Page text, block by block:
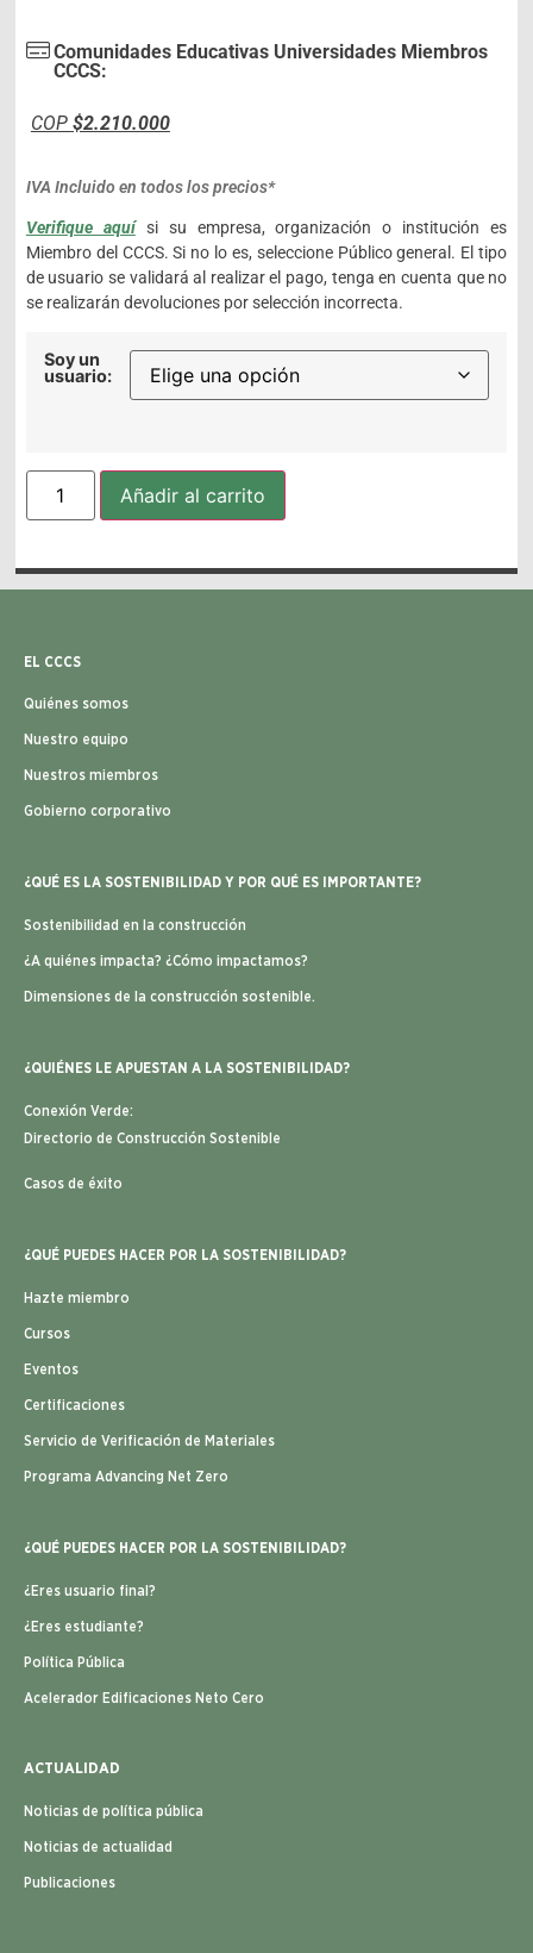
Comunidades Educativas Universidades Miembros
CCCS:
COP $2.210.000
IVA Incluido en todos los precios*
Verifique aquísi su empresa, organización o institución es
Miembro del CCCS. Si no lo es, seleccione Público general. El tipo
de usuario se validará al realizar el pago, tenga en cuenta que no
se realizarán devoluciones por selección incorrecta.
Soy un
usuario:
Añadir al carrito
EL CCCS
Quiénes somos
Nuestro equipo
Nuestros miembros
Gobierno corporativo
¿QUÉ ES LA SOSTENIBILIDAD Y POR QUÉ ES IMPORTANTE?
Sostenibilidad en la construcción
¿A quiénes impacta? ¿Cómo impactamos?
Dimensiones de la construcción sostenible.
¿QUIÉNES LE APUESTAN A LA SOSTENIBILIDAD?
Conexión Verde:
Directorio de Construcción Sostenible
Casos de éxito
¿QUÉ PUEDES HACER POR LA SOSTENIBILIDAD?
Hazte miembro
Cursos
Eventos
Certificaciones
Servicio de Verificación de Materiales
Programa Advancing Net Zero
¿QUÉ PUEDES HACER POR LA SOSTENIBILIDAD?
¿Eres usuario final?
¿Eres estudiante?
Política Pública
Acelerador Edificaciones Neto Cero
ACTUALIDAD
Noticias de política pública
Noticias de actualidad
Publicaciones